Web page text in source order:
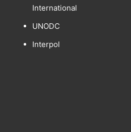
International
UNODC
Interpol